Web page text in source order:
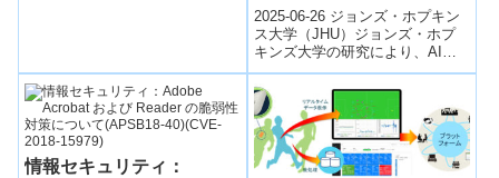
uncertainty）
2025-06-26 ジョンズ・ホプキン
ス大学（JHU）ジョンズ・ホプ
キンズ大学の研究により、AIが
不確実なときに「わからない」
と答える能力を高める新手法が
開発...
情報セキュリティ：